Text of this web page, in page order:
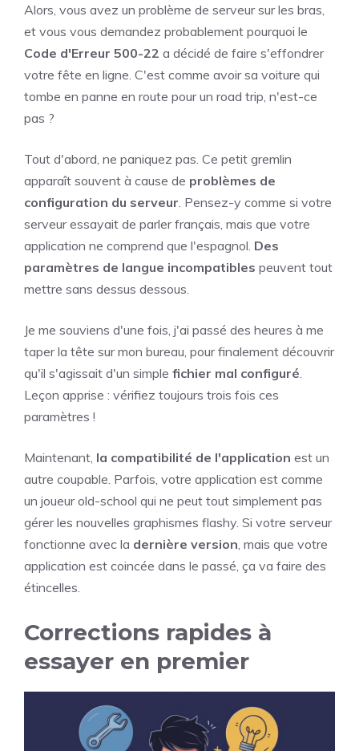
Alors, vous avez un problème de serveur sur les bras,
et vous vous demandez probablement pourquoi le
Code d'Erreur 500-22 a décidé de faire s'effondrer
votre fête en ligne. C'est comme avoir sa voiture qui
tombe en panne en route pour un road trip, n'est-ce
pas ?
Tout d'abord, ne paniquez pas. Ce petit gremlin
apparaît souvent à cause de problèmes de
configuration du serveur. Pensez-y comme si votre
serveur essayait de parler français, mais que votre
application ne comprend que l'espagnol. Des
paramètres de langue incompatibles peuvent tout
mettre sans dessus dessous.
Je me souviens d'une fois, j'ai passé des heures à me
taper la tête sur mon bureau, pour finalement découvrir
qu'il s'agissait d'un simple fichier mal configuré.
Leçon apprise : vérifiez toujours trois fois ces
paramètres !
Maintenant, la compatibilité de l'application est un
autre coupable. Parfois, votre application est comme
un joueur old-school qui ne peut tout simplement pas
gérer les nouvelles graphismes flashy. Si votre serveur
fonctionne avec la dernière version, mais que votre
application est coincée dans le passé, ça va faire des
étincelles.
Corrections rapides à
essayer en premier